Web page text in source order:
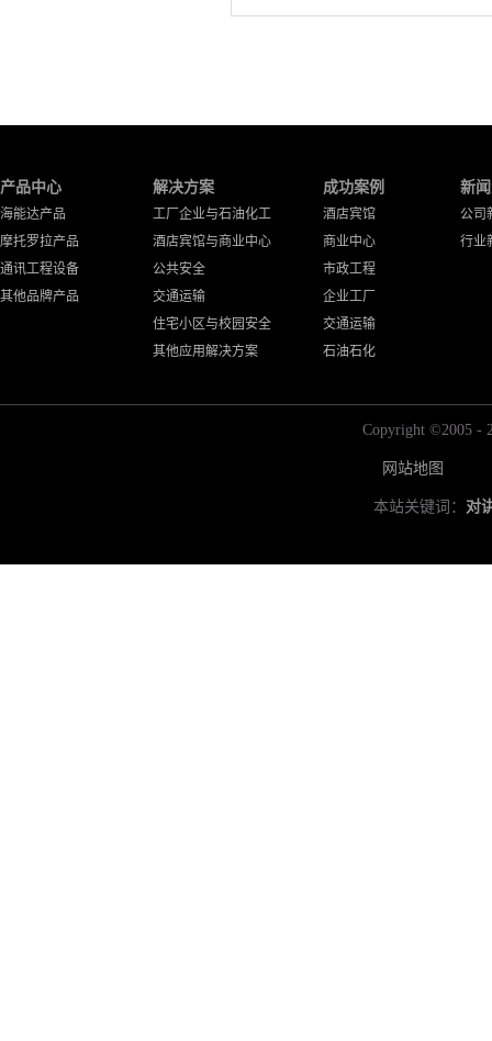
产品中心
海能达产品
摩托罗拉产品
通讯工程设备
其他品牌产品
解决方案
工厂企业与石油化工
酒店宾馆与商业中心
公共安全
交通运输
住宅小区与校园安全
其他应用解决方案
成功案例
酒店宾馆
商业中心
市政工程
企业工厂
交通运输
石油石化
新
公司
行业
Copyright ©2005 -
网站地图
本站关键词： 对